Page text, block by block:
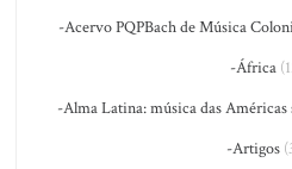
-Acervo PQPBach de Música
-África
-Alma Latina: música das
-Artigos